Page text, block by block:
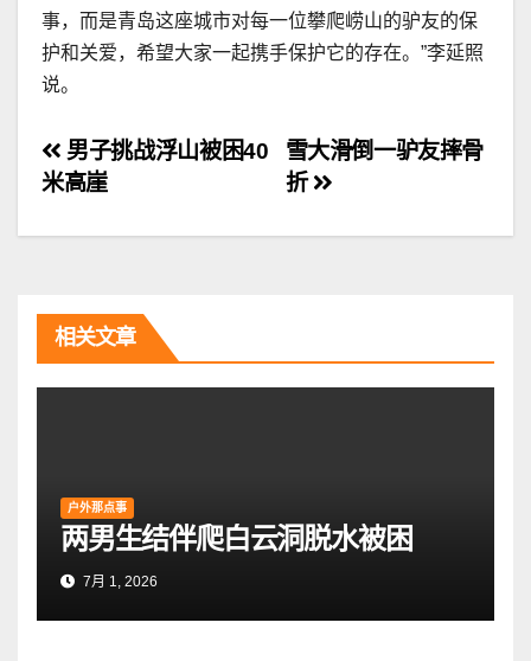
事，而是青岛这座城市对每一位攀爬崂山的驴友的保
护和关爱，希望大家一起携手保护它的存在。”李延照
说。
文
章
航
雪大滑倒一驴友摔骨
折
男子挑战浮山被困40
米高崖
相关文章
户外那点事
两男生结伴爬白云洞脱水被困
7月 1, 2026